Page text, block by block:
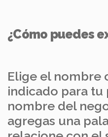
¿Cómo puedes
Elige el nombre
indicado para tu
nombre del
agregas una